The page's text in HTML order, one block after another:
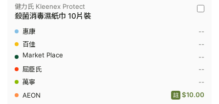
裝
健
Protect
殺
毒
紙
健力氏 Kleenex Protect
殺菌消毒濕紙巾 10片裝
--
--
--
--
--
$10.00
註